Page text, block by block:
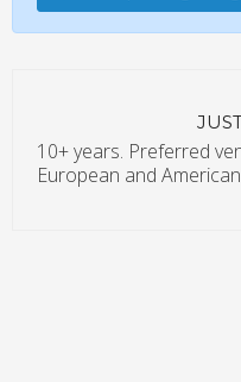
10+ years. Preferred
European and